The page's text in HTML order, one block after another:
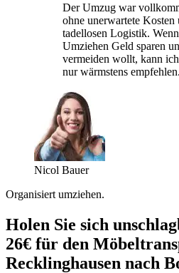
Der Umzug war
ohne unerwartete Kosten
tadellosen Logistik.
Umziehen Geld sparen
vermeiden wollt, kann
nur wärmstens empfehlen.
Nicol Bauer
Organisiert umziehen.
Holen Sie sich
26€ für den
Recklinghausen nach